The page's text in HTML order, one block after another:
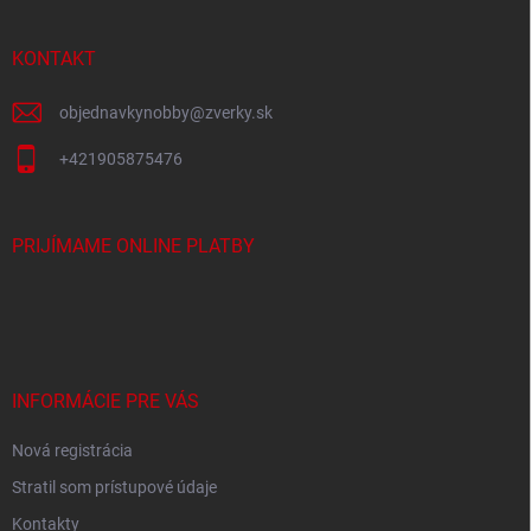
KONTAKT
objednavkynobby@zverky.sk
+421905875476
PRIJÍMAME ONLINE PLATBY
INFORMÁCIE PRE VÁS
Nová registrácia
Stratil som prístupové údaje
Kontakty